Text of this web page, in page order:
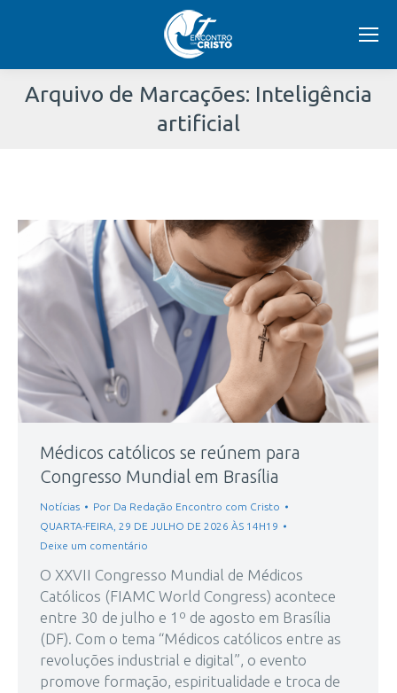
Arquivo de Marcações: Inteligência
artificial
Médicos católicos se reúnem para
Congresso Mundial em Brasília
Notícias Por Da Redação Encontro com Cristo
QUARTA-FEIRA, 29 DE JULHO DE 2026 ÀS 14H19
Deixe um comentário
O XXVII Congresso Mundial de Médicos
Católicos (FIAMC World Congress) acontece
entre 30 de julho e 1º de agosto em Brasília
(DF). Com o tema “Médicos católicos entre as
revoluções industrial e digital”, o evento
promove formação, espiritualidade e troca de